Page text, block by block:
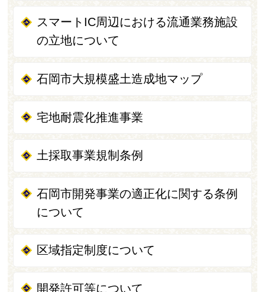
スマートIC周辺における流通業務施設
の立地について
石岡市大規模盛土造成地マップ
宅地耐震化推進事業
土採取事業規制条例
石岡市開発事業の適正化に関する条例
について
区域指定制度について
開発許可等について